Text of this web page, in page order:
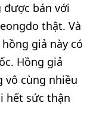
bán với
thật. Và
giả này có
Hồng giả
vô cùng nhiều
hết sức thận